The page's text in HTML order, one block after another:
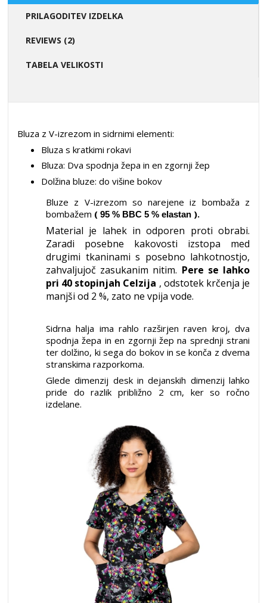
PRILAGODITEV IZDELKA
REVIEWS (2)
TABELA VELIKOSTI
Bluza z V-izrezom in sidrnimi elementi:
Bluza s kratkimi rokavi
Bluza: Dva spodnja žepa in en zgornji žep
Dolžina bluze: do višine bokov
Bluze z V-izrezom so narejene iz bombaža z
bombažem ( 95 % BBC 5 % elastan ).
Material je lahek in odporen proti obrabi.
Zaradi posebne kakovosti izstopa med
drugimi tkaninami s posebno lahkotnostjo,
zahvaljujoč zasukanim nitim. Pere se lahko
pri 40 stopinjah Celzija , odstotek krčenja je
manjši od 2 %, zato ne vpija vode.
Sidrna halja ima rahlo razširjen raven kroj, dva
spodnja žepa in en zgornji žep na sprednji strani
ter dolžino, ki sega do bokov in se konča z dvema
stranskima razporkoma.
Glede dimenzij desk in dejanskih dimenzij lahko
pride do razlik približno 2 cm, ker so ročno
izdelane.